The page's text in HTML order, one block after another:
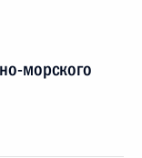
морского